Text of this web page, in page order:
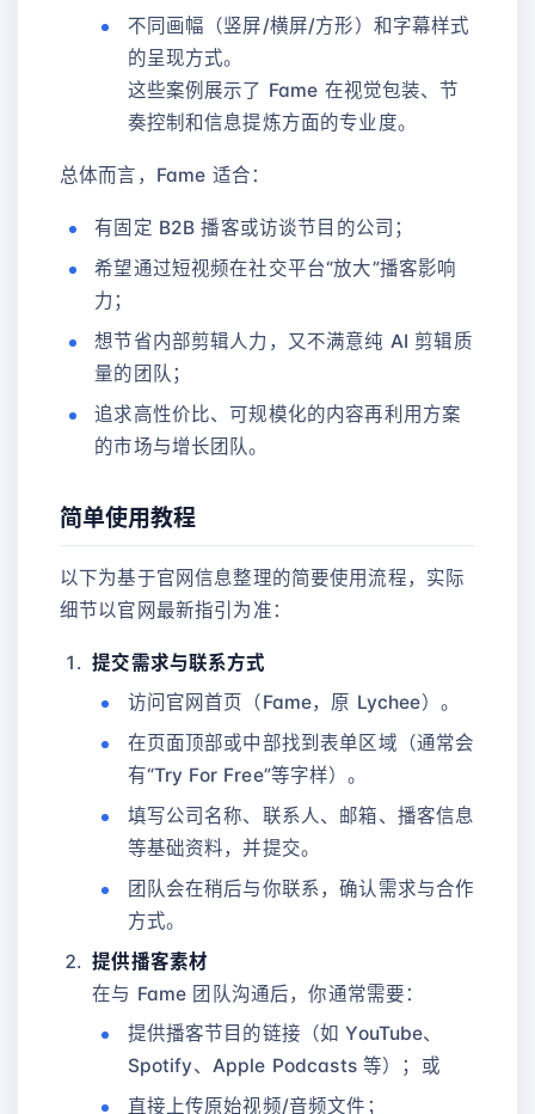
不同画幅（竖屏/横屏/方形）和字幕样式
的呈现方式。
这些案例展示了 Fame 在视觉包装、节
奏控制和信息提炼方面的专业度。
总体而言，Fame 适合：
有固定 B2B 播客或访谈节目的公司；
希望通过短视频在社交平台“放大”播客影响
力；
想节省内部剪辑人力，又不满意纯 AI 剪辑质
量的团队；
追求高性价比、可规模化的内容再利用方案
的市场与增长团队。
简单使用教程
以下为基于官网信息整理的简要使用流程，实际
细节以官网最新指引为准：
提交需求与联系方式
访问官网首页（Fame，原 Lychee）。
在页面顶部或中部找到表单区域（通常会
有“Try For Free”等字样）。
填写公司名称、联系人、邮箱、播客信息
等基础资料，并提交。
团队会在稍后与你联系，确认需求与合作
方式。
提供播客素材
在与 Fame 团队沟通后，你通常需要：
提供播客节目的链接（如 YouTube、
Spotify、Apple Podcasts 等）；或
直接上传原始视频/音频文件；